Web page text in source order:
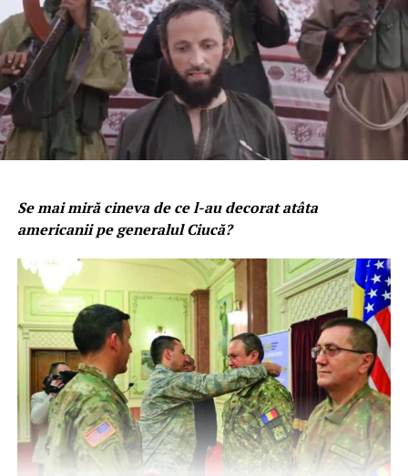
Se mai miră cineva de ce l-au decorat atâta
americanii pe generalul Ciucă?